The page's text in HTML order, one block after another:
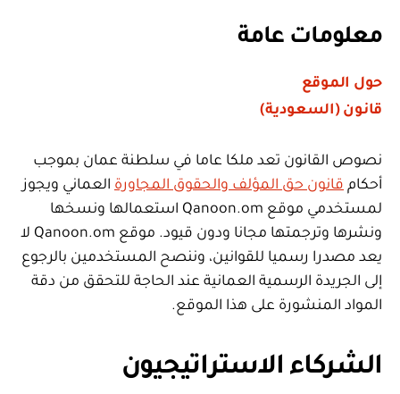
معلومات عامة
حول الموقع
قانون (السعودية)
نصوص القانون تعد ملكا عاما في سلطنة عمان بموجب
أحكام قانون حق المؤلف والحقوق المجاورة العماني ويجوز
لمستخدمي موقع Qanoon.om استعمالها ونسخها
ونشرها وترجمتها مجانا ودون قيود. موقع Qanoon.om لا
يعد مصدرا رسميا للقوانين، وننصح المستخدمين بالرجوع
إلى الجريدة الرسمية العمانية عند الحاجة للتحقق من دقة
المواد المنشورة على هذا الموقع.
الشركاء الاستراتيجيون